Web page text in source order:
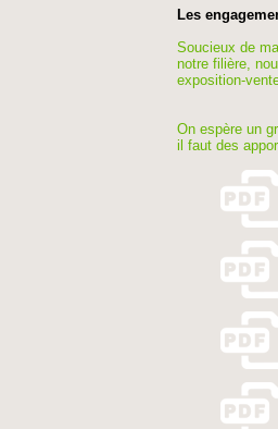
Les
Soucieux de
notre filière,
exposition-
On espère un
il faut des